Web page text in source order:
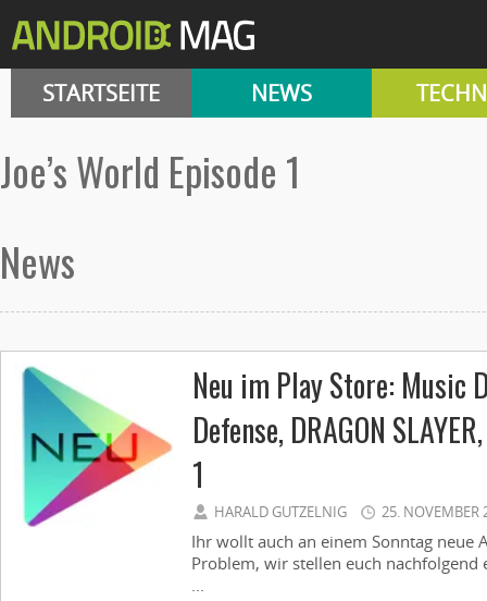
STARTSEITE NEWS
Joe’s World Episode 1
News
Neu im Play Store: Music
Defense, DRAGON
1
HARALD GUTZELNIG 25. NOVEMBER
Ihr wollt auch an einem Sonntag neue
Problem, wir stellen euch
...